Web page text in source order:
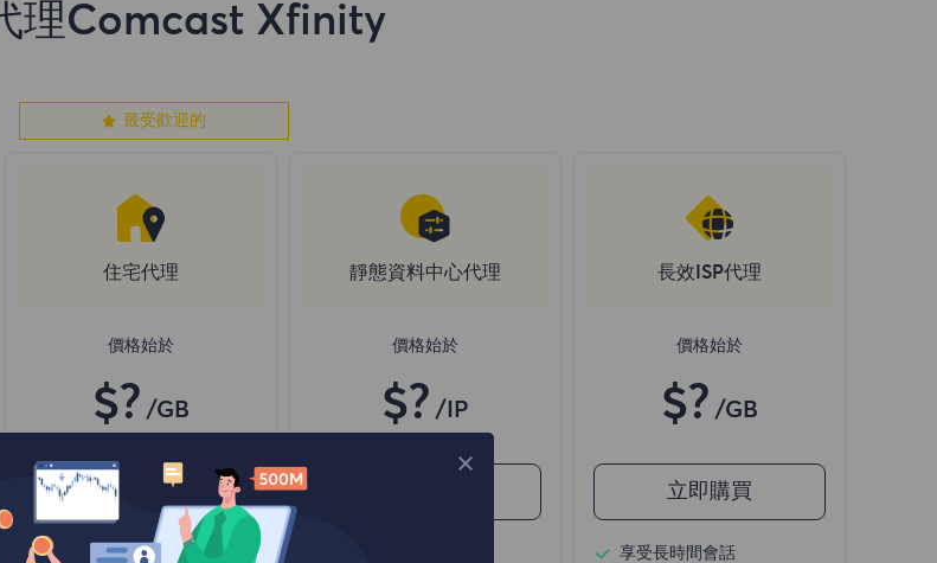
理Comcast Xfinity
最受歡迎的
住宅代理
價格始於
$? /GB
立即購買
訪問不同地區的內容
靜態資料中心代理
價格始於
$? /IP
長效ISP代理
價格始於
$? /GB
立即購買
享受長時間會話